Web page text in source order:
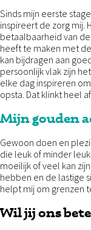
Sinds mijn eerste
inspireert de zorg mij.
betaalbaarheid van
heeft te maken met
kan bijdragen aan
persoonlijk vlak zijn
elke dag inspireren
opsta. Dat klinkt heel
Mijn gouden
Gewoon doen en
die leuk of minder
moeilijk of veel kan
hebben en de lastige
helpt mij om grenzen
Wil jij ons